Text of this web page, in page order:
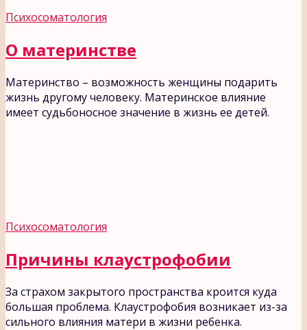
Психосоматология
О материнстве
Материнство – возможность женщины подарить
жизнь другому человеку. Материнское влияние
имеет судьбоносное значение в жизнь ее детей.
Психосоматология
Причины клаустрофобии
За страхом закрытого пространства кроится куда
большая проблема. Клаустрофобия возникает из-за
сильного влияния матери в жизни ребенка.